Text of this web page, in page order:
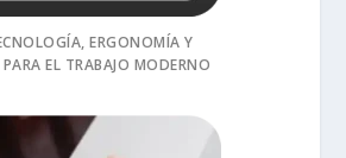
ERGONOMÍA Y
EL TRABAJO MODERNO